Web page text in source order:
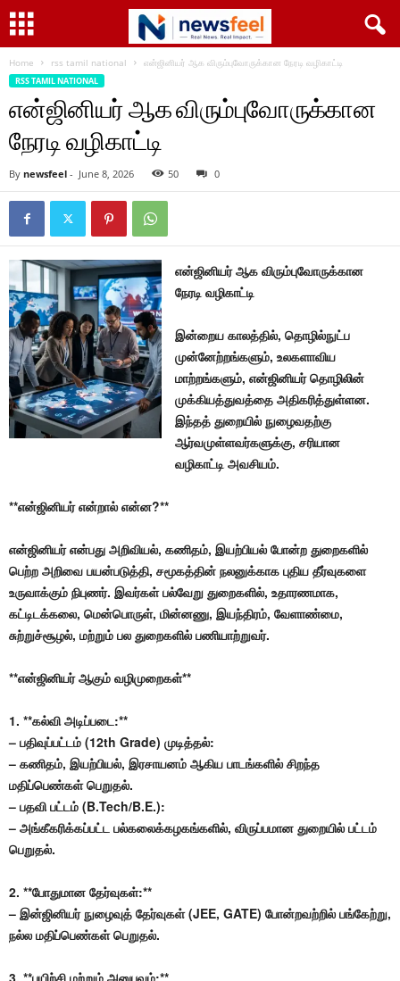
Home rss tamil national என்ஜினியர் ஆக விரும்புவோருக்கான நேரடி வழிகாட்டி
RSS TAMIL NATIONAL
என்ஜினியர் ஆக விரும்புவோருக்கான
நேரடி வழிகாட்டி
By newsfeel - June 8, 2026 50 0
என்ஜினியர் ஆக விரும்புவோருக்கான
நேரடி வழிகாட்டி
இன்றைய காலத்தில், தொழில்நுட்ப
முன்னேற்றங்களும், உலகளாவிய
மாற்றங்களும், என்ஜினியர் தொழிலின்
முக்கியத்துவத்தை அதிகரித்துள்ளன.
இந்தத் துறையில் நுழைவதற்கு
ஆர்வமுள்ளவர்களுக்கு, சரியான
வழிகாட்டி அவசியம்.
**என்ஜினியர் என்றால் என்ன?**
என்ஜினியர் என்பது அறிவியல், கணிதம், இயற்பியல் போன்ற துறைகளில்
பெற்ற அறிவை பயன்படுத்தி, சமூகத்தின் நலனுக்காக புதிய தீர்வுகளை
உருவாக்கும் நிபுணர். இவர்கள் பல்வேறு துறைகளில், உதாரணமாக,
கட்டிடக்கலை, மென்பொருள், மின்னணு, இயந்திரம், வேளாண்மை,
சுற்றுச்சூழல், மற்றும் பல துறைகளில் பணியாற்றுவர்.
**என்ஜினியர் ஆகும் வழிமுறைகள்**
1. **கல்வி அடிப்படை:**
– பதிவுப்பட்டம் (12th Grade) முடித்தல்:
– கணிதம், இயற்பியல், இரசாயனம் ஆகிய பாடங்களில் சிறந்த
மதிப்பெண்கள் பெறுதல்.
– பதவி பட்டம் (B.Tech/B.E.):
– அங்கீகரிக்கப்பட்ட பல்கலைக்கழகங்களில், விருப்பமான துறையில் பட்டம்
பெறுதல்.
2. **போதுமான தேர்வுகள்:**
– இன்ஜினியர் நுழைவுத் தேர்வுகள் (JEE, GATE) போன்றவற்றில் பங்கேற்று,
நல்ல மதிப்பெண்கள் பெறுதல்.
3. **பயிற்சி மற்றும் அனுபவம்:**